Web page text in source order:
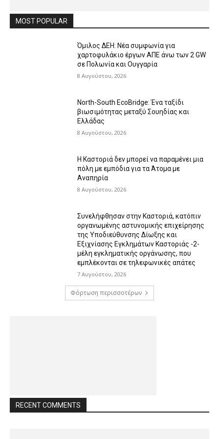
MOST POPULAR
Όμιλος ΔΕΗ: Νέα συμφωνία για
χαρτοφυλάκιο έργων ΑΠΕ άνω των 2 GW
σε Πολωνία και Ουγγαρία
8 Αυγούστου, 2026
North-South EcoBridge: Ένα ταξίδι
βιωσιμότητας μεταξύ Σουηδίας και
Ελλάδας
8 Αυγούστου, 2026
Η Καστοριά δεν μπορεί να παραμένει μια
πόλη με εμπόδια για τα Άτομα με
Αναπηρία
8 Αυγούστου, 2026
Συνελήφθησαν στην Καστοριά, κατόπιν
οργανωμένης αστυνομικής επιχείρησης
της Υποδιεύθυνσης Δίωξης και
Εξιχνίασης Εγκλημάτων Καστοριάς -2-
μέλη εγκληματικής οργάνωσης, που
εμπλέκονται σε τηλεφωνικές απάτες
7 Αυγούστου, 2026
Φόρτωση περισσοτέρων
RECENT COMMENTS